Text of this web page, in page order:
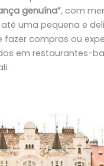
genuína”, com
uma pequena e
fazer compras ou
em restaurantes-